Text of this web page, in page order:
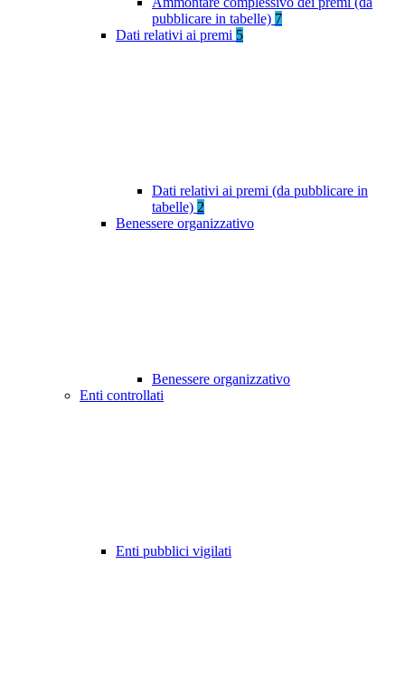
pubblicare in tabelle) 7
Dati relativi ai premi 5
Dati relativi ai premi (da pubblicare in
tabelle) 2
Benessere organizzativo
Benessere organizzativo
Enti controllati
Enti pubblici vigilati